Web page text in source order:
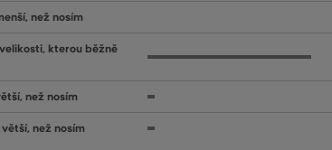
než nosím
kterou běžně
než nosím
než nosím